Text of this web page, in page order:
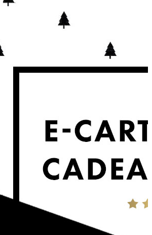
Découvrir les options